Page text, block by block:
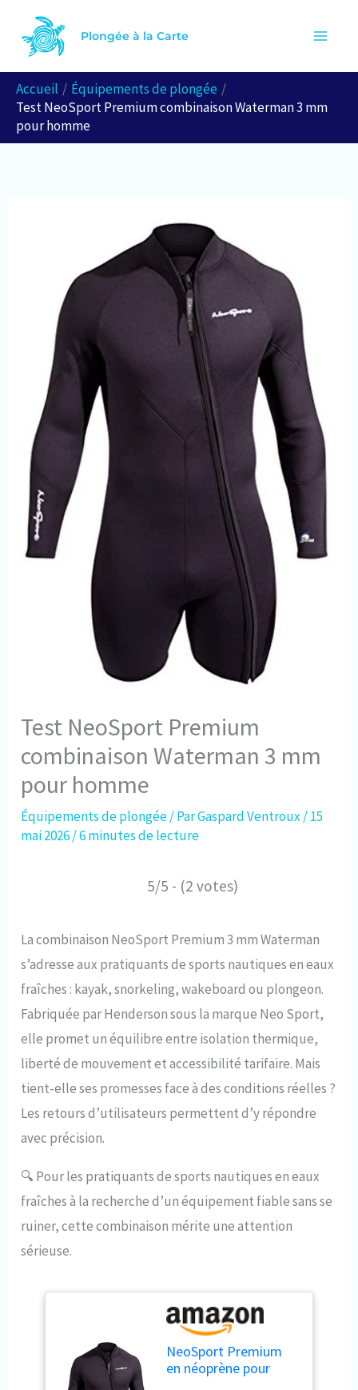
contenu
Plongée à la Carte
Accueil
Équipements de plongée
Test NeoSport Premium combinaison Waterman 3 mm
pour homme
Test NeoSport Premium
combinaison Waterman 3 mm
pour homme
Équipements de plongée/ ParGaspard Ventroux/15
mai 2026/6 minutes de lecture
5/5 - (2 votes)
La combinaison NeoSport Premium 3 mm Waterman
s’adresse aux pratiquants de sports nautiques en eaux
fraîches : kayak, snorkeling, wakeboard ou plongeon.
Fabriquée par Henderson sous la marque Neo Sport,
elle promet un équilibre entre isolation thermique,
liberté de mouvement et accessibilité tarifaire. Mais
tient-elle ses promesses face à des conditions réelles ?
Les retours d’utilisateurs permettent d’y répondre
avec précision.
🔍 Pour les pratiquants de sports nautiques en eaux
fraîches à la recherche d’un équipement fiable sans se
ruiner, cette combinaison mérite une attention
sérieuse.
NeoSport Premium
en néoprène pour
e
h
e
r